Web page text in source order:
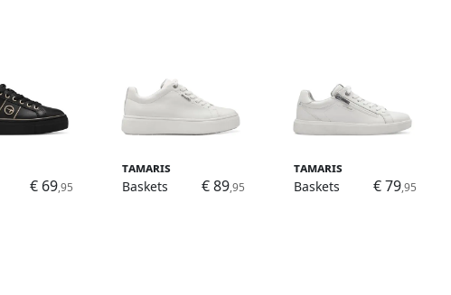
€ 69,95
Tamaris
Baskets
€ 89,95
Tamaris
Baskets
€ 79,95